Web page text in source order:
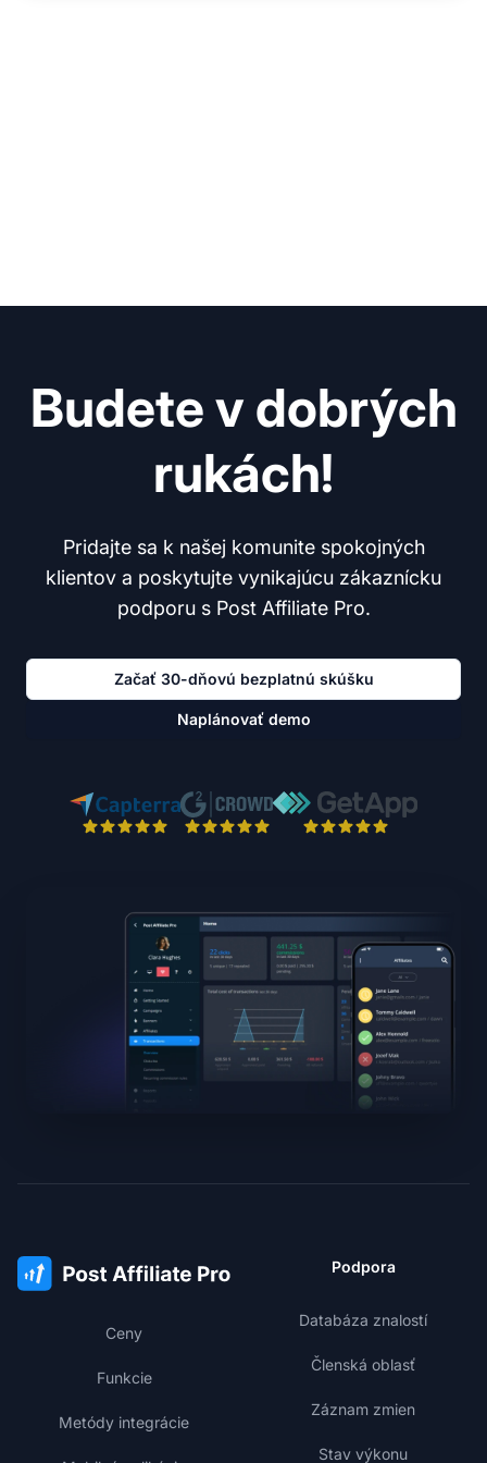
Budete v dobrých
rukách!
Pridajte sa k našej komunite spokojných
klientov a poskytujte vynikajúcu zákaznícku
podporu s Post Affiliate Pro.
Začať 30-dňovú bezplatnú skúšku
Naplánovať demo
Ceny
Funkcie
Metódy integrácie
Podpora
Databáza znalostí
Členská oblasť
Záznam zmien
Stav výkonu